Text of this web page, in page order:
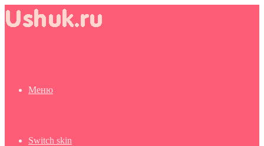
Меню
Switch skin